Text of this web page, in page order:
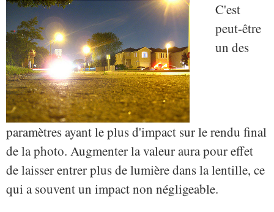
C'est
peut-être
un des
paramètres ayant le plus d'impact sur le rendu final
de la photo. Augmenter la valeur aura pour effet
de laisser entrer plus de lumière dans la lentille, ce
qui a souvent un impact non négligeable.